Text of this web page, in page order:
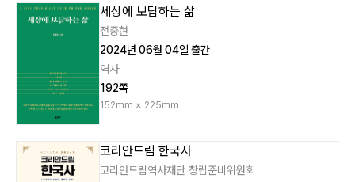
세상에 보답하는 삶
전중현
2024년 06월 04일 출간
역사
192쪽
152mm × 225mm
코리안드림 한국사
코리안드림역사재단 창립준비위원회